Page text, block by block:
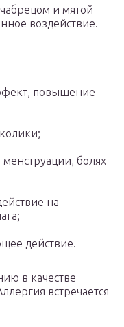
и мятой
воздействие.
повышение
болях
на
действие.
в качестве
встречается